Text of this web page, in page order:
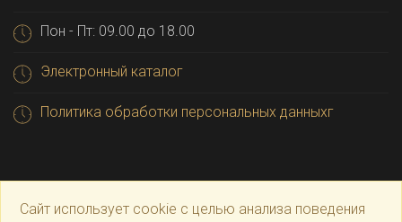
Пон - Пт: 09.00 до 18.00
Электронный каталог
Политика обработки персональных данныхг
Сайт использует cookie с целью анализа поведения